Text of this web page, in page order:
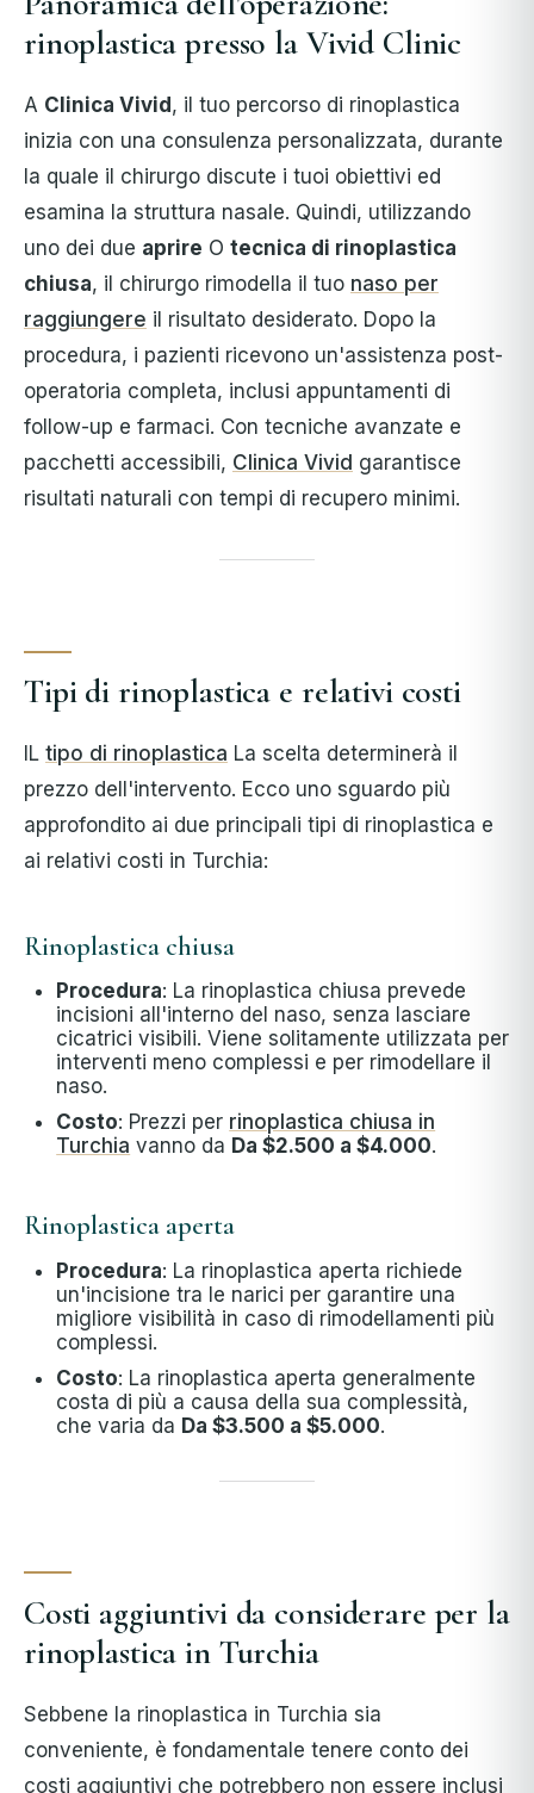
rinoplastica presso la Vivid Clinic
A Clinica Vivid , il tuo percorso di rinoplastica
inizia con una consulenza personalizzata, durante
la quale il chirurgo discute i tuoi obiettivi ed
esamina la struttura nasale. Quindi, utilizzando
uno dei due aprire O tecnica di rinoplastica
chiusa, il chirurgo rimodella il tuo naso per
raggiungere il risultato desiderato. Dopo la
procedura, i pazienti ricevono un'assistenza post-
operatoria completa, inclusi appuntamenti di
follow-up e farmaci. Con tecniche avanzate e
pacchetti accessibili, Clinica Vivid garantisce
risultati naturali con tempi di recupero minimi.
Tipi di rinoplastica e relativi costi
IL tipo di rinoplastica La scelta determinerà il
prezzo dell'intervento. Ecco uno sguardo più
approfondito ai due principali tipi di rinoplastica e
ai relativi costi in Turchia:
Rinoplastica chiusa
Procedura: La rinoplastica chiusa prevede
incisioni all'interno del naso, senza lasciare
cicatrici visibili. Viene solitamente utilizzata per
interventi meno complessi e per rimodellare il
naso.
Costo: Prezzi per rinoplastica chiusa in
Turchia vanno da Da $2.500 a $4.000.
Rinoplastica aperta
Procedura: La rinoplastica aperta richiede
un'incisione tra le narici per garantire una
migliore visibilità in caso di rimodellamenti più
complessi.
Costo: La rinoplastica aperta generalmente
costa di più a causa della sua complessità,
che varia da Da $3.500 a $5.000.
Costi aggiuntivi da considerare per la
rinoplastica in Turchia
Sebbene la rinoplastica in Turchia sia
conveniente, è fondamentale tenere conto dei
costi aggiuntivi che potrebbero non essere inclusi